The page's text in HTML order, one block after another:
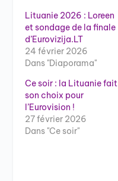
Lituanie 2026 : Loreen
et sondage de la finale
d’Eurovizija.LT
24 février 2026
Dans "Diaporama"
Ce soir : la Lituanie fait
son choix pour
l’Eurovision !
27 février 2026
Dans "Ce soir"